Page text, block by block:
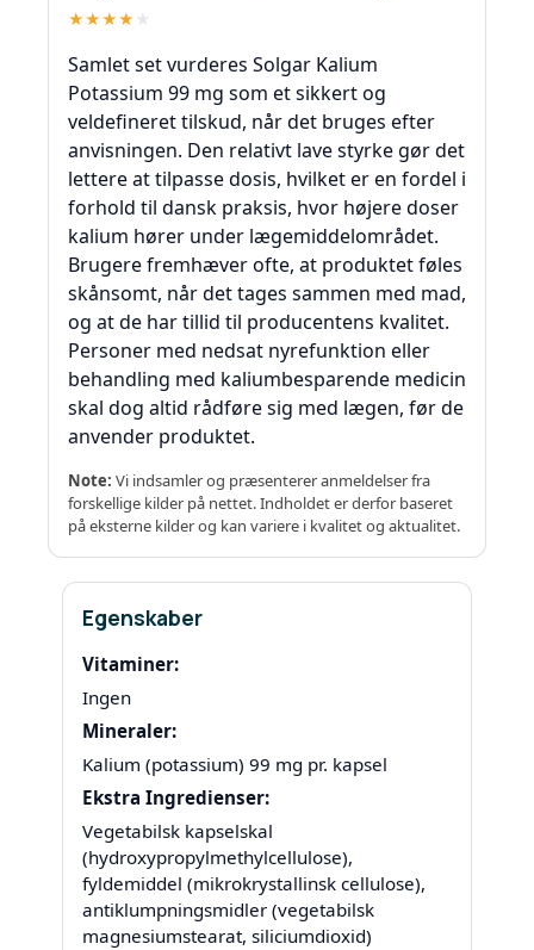
★★★★ ★
Samlet set vurderes Solgar Kalium
Potassium 99 mg som et sikkert og
veldefineret tilskud, når det bruges efter
anvisningen. Den relativt lave styrke gør det
lettere at tilpasse dosis, hvilket er en fordel i
forhold til dansk praksis, hvor højere doser
kalium hører under lægemiddelområdet.
Brugere fremhæver ofte, at produktet føles
skånsomt, når det tages sammen med mad,
og at de har tillid til producentens kvalitet.
Personer med nedsat nyrefunktion eller
behandling med kaliumbesparende medicin
skal dog altid rådføre sig med lægen, før de
anvender produktet.
Note: Vi indsamler og præsenterer anmeldelser fra
forskellige kilder på nettet. Indholdet er derfor baseret
på eksterne kilder og kan variere i kvalitet og aktualitet.
Egenskaber
Vitaminer:
Ingen
Mineraler:
Kalium (potassium) 99 mg pr. kapsel
Ekstra Ingredienser:
Vegetabilsk kapselskal
(hydroxypropylmethylcellulose),
fyldemiddel (mikrokrystallinsk cellulose),
antiklumpningsmidler (vegetabilsk
magnesiumstearat, siliciumdioxid)